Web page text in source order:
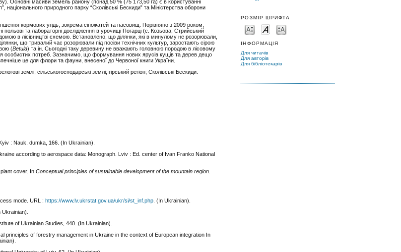
РОЗМІР ШРИФТА
ІНФОРМАЦІЯ
Для читачів
Для авторів
Для бібліотекарів
Основні масиви земель району (понад 50 % (75 173,50 га) є в користуванні
національного природного парку “Сколівські Бескиди” та Міністерства оборони
кормових угідь, зокрема сіножатей та пасовищ. Порівняно з 2009 роком,
та лабораторні дослідження в урочищі Погарці (с. Козьова, Стрийський
в лісівництві схемою. Встановлено, що ділянки, які в минулому не розорювали,
що тривалий час розорювали під посіви технічних культур, заростають сірою
(Bеtula) та ін. Сьогодні таку деревину не вважають головною породою в лісовому
особистих потреб. Зазначимо, що формування нових ярусів кущів та дерев дещо
це для флори та фауни, внесеної до Червоної книги України.
землі; сільськогосподарські землі; гірський регіон; Сколівські Бескиди.
: Nauk. dumka, 166. (In Ukrainian).
according to aerospace data: Monograph. Lviv : Ed. center of Ivan Franko National
plant cover. InConceptual principles of sustainable development of the mountain region
mode. URL :https://www.lv.ukrstat.gov.ua/ukr/si/st_inf.php . (In Ukrainian).
Ukrainian).
of Ukrainian Studies, 440. (In Ukrainian).
principles of forestry management in Ukraine in the context of European integration In